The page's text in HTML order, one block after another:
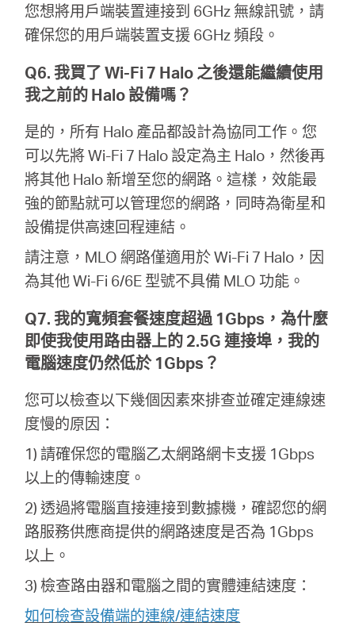
您想將用戶端裝置連接到 6GHz 無線訊號，請
確保您的用戶端裝置支援 6GHz 頻段。
Q6. 我買了 Wi-Fi 7 Halo 之後還能繼續使用
我之前的 Halo 設備嗎？
是的，所有 Halo 產品都設計為協同工作。您
可以先將 Wi-Fi 7 Halo 設定為主 Halo，然後再
將其他 Halo 新增至您的網路。這樣，效能最
強的節點就可以管理您的網路，同時為衛星和
設備提供高速回程連結。
請注意，MLO 網路僅適用於 Wi-Fi 7 Halo，因
為其他 Wi-Fi 6/6E 型號不具備 MLO 功能。
Q7. 我的寬頻套餐速度超過 1Gbps，為什麼
即使我使用路由器上的 2.5G 連接埠，我的
電腦速度仍然低於 1Gbps？
您可以檢查以下幾個因素來排查並確定連線速
度慢的原因：
1) 請確保您的電腦乙太網路網卡支援 1Gbps
以上的傳輸速度。
2) 透過將電腦直接連接到數據機，確認您的網
路服務供應商提供的網路速度是否為 1Gbps
以上。
3) 檢查路由器和電腦之間的實體連結速度：
如何檢查設備端的連線/連結速度